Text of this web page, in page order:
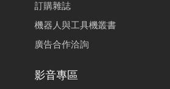
訂購雜誌
機器人與工具機叢書
廣告合作洽詢
影音專區